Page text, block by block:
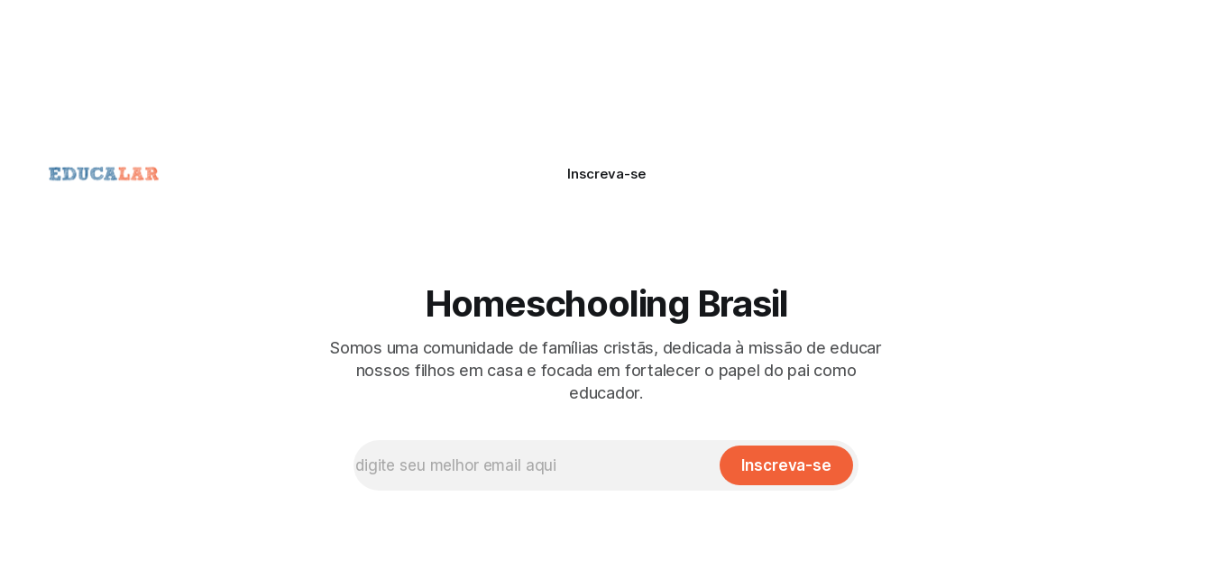
Inscreva-se
Homeschooling Brasil
Somos uma comunidade de famílias cristãs, dedicada à missão de educar
nossos filhos em casa e focada em fortalecer o papel do pai como
educador.
Inscreva-se